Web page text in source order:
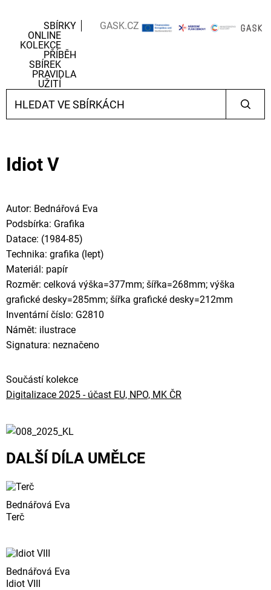
SBÍRKY
ONLINE
KOLEKCE
PŘÍBĚH
SBÍREK
PRAVIDLA
UŽITÍ
GASK.CZ
Idiot V
Autor: Bednářová Eva
Podsbírka: Grafika
Datace: (1984-85)
Technika: grafika (lept)
Materiál: papír
Rozměr: celková výška=377mm; šířka=268mm; výška
grafické desky=285mm; šířka grafické desky=212mm
Inventární číslo: G2810
Námět: ilustrace
Signatura: neznačeno
Součástí kolekce
Digitalizace 2025 - účast EU, NPO, MK ČR
DALŠÍ DÍLA UMĚLCE
Bednářová Eva
Terč
Bednářová Eva
Idiot VIII